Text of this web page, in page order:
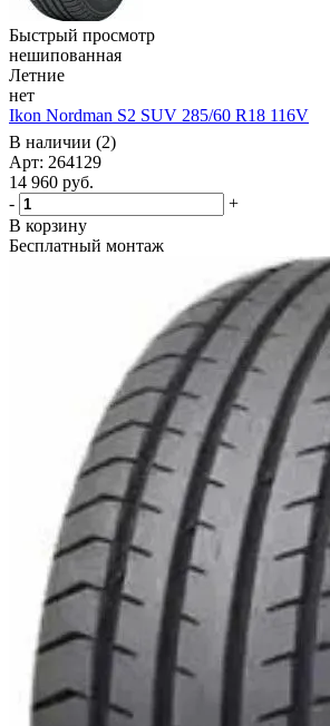
Быстрый просмотр
нешипованная
Летние
нет
Ikon Nordman S2 SUV 285/60 R18 116V
В наличии (2)
Арт: 264129
14 960 руб.
-
+
В корзину
Бесплатный монтаж